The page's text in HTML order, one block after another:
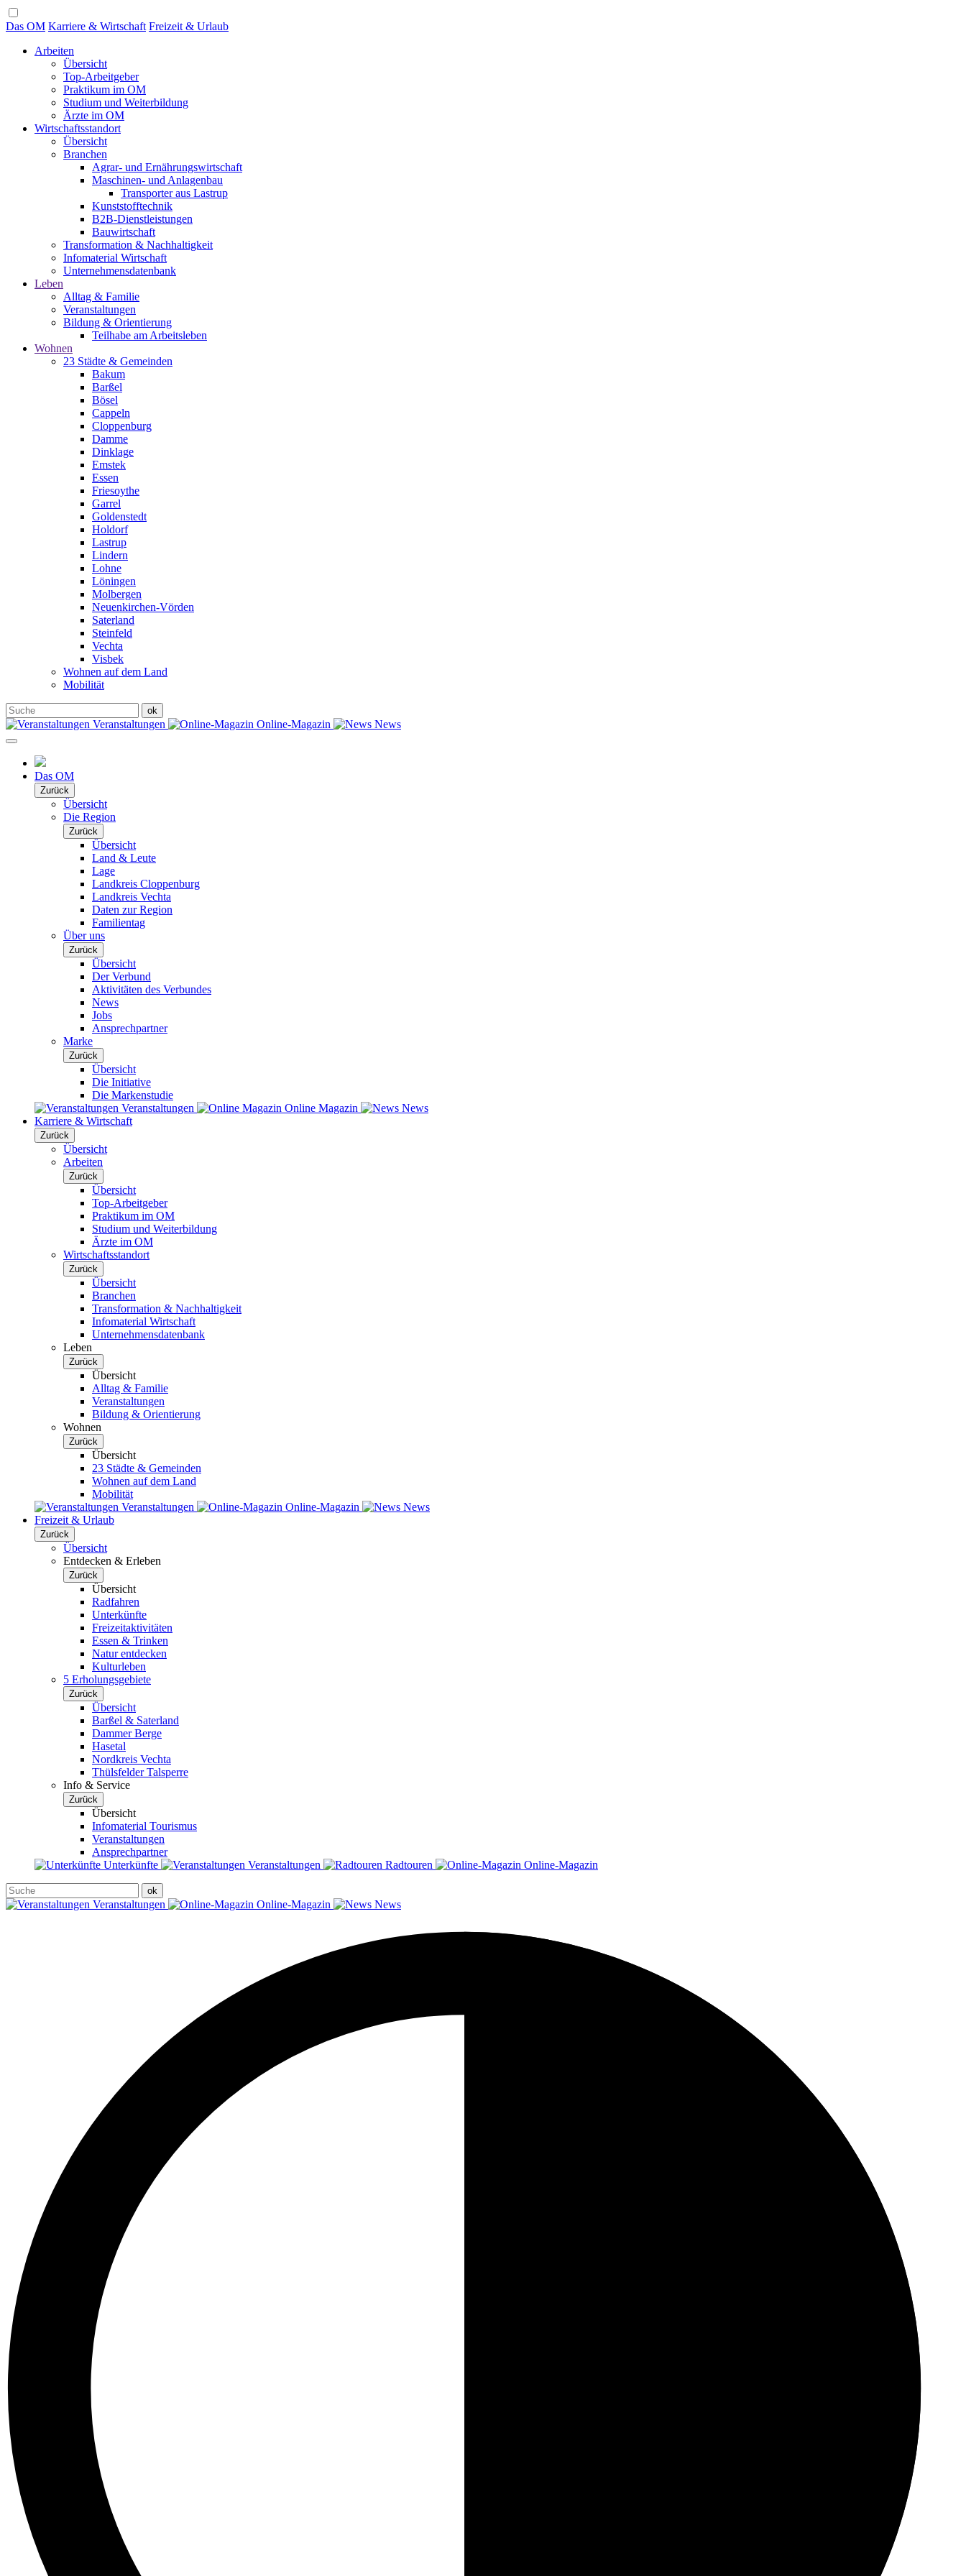
Das OM Karriere & Wirtschaft Freizeit & Urlaub
Arbeiten
Übersicht
Top-Arbeitgeber
Praktikum im OM
Studium und Weiterbildung
Ärzte im OM
Wirtschaftsstandort
Übersicht
Branchen
Agrar- und Ernährungswirtschaft
Maschinen- und Anlagenbau
Transporter aus Lastrup
Kunststofftechnik
B2B-Dienstleistungen
Bauwirtschaft
Transformation & Nachhaltigkeit
Infomaterial Wirtschaft
Unternehmensdatenbank
Leben
Alltag & Familie
Veranstaltungen
Bildung & Orientierung
Teilhabe am Arbeitsleben
Wohnen
23 Städte & Gemeinden
Bakum
Barßel
Bösel
Cappeln
Cloppenburg
Damme
Dinklage
Emstek
Essen
Friesoythe
Garrel
Goldenstedt
Holdorf
Lastrup
Lindern
Lohne
Löningen
Molbergen
Neuenkirchen-Vörden
Saterland
Steinfeld
Vechta
Visbek
Wohnen auf dem Land
Mobilität
Veranstaltungen Online-Magazin News
Das OM
Zurück
Übersicht
Die Region
Zurück
Übersicht
Land & Leute
Lage
Landkreis Cloppenburg
Landkreis Vechta
Daten zur Region
Familientag
Über uns
Zurück
Übersicht
Der Verbund
Aktivitäten des Verbundes
News
Jobs
Ansprechpartner
Marke
Zurück
Übersicht
Die Initiative
Die Markenstudie
Veranstaltungen
Online Magazin
News
Karriere & Wirtschaft
Zurück
Übersicht
Arbeiten
Zurück
Übersicht
Top-Arbeitgeber
Praktikum im OM
Studium und Weiterbildung
Ärzte im OM
Wirtschaftsstandort
Zurück
Übersicht
Branchen
Transformation & Nachhaltigkeit
Infomaterial Wirtschaft
Unternehmensdatenbank
Leben
Zurück
Übersicht
Alltag & Familie
Veranstaltungen
Bildung & Orientierung
Wohnen
Zurück
Übersicht
23 Städte & Gemeinden
Wohnen auf dem Land
Mobilität
Veranstaltungen
Online-Magazin
News
Freizeit & Urlaub
Zurück
Übersicht
Entdecken & Erleben
Zurück
Übersicht
Radfahren
Unterkünfte
Freizeitaktivitäten
Essen & Trinken
Natur entdecken
Kulturleben
5 Erholungsgebiete
Zurück
Übersicht
Barßel & Saterland
Dammer Berge
Hasetal
Nordkreis Vechta
Thülsfelder Talsperre
Info & Service
Zurück
Übersicht
Infomaterial Tourismus
Veranstaltungen
Ansprechpartner
Unterkünfte
Veranstaltungen Radtouren Online-Magazin
Veranstaltungen Online-Magazin News